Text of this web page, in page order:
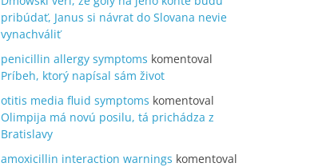
pribúdať, Janus si návrat do Slovana nevie
vynachváliť
penicillin allergy symptoms komentoval
Príbeh, ktorý napísal sám život
otitis media fluid symptoms komentoval
Olimpija má novú posilu, tá prichádza z
Bratislavy
amoxicillin interaction warnings komentoval